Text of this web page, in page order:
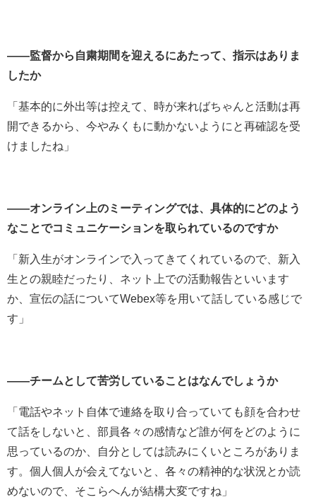
――監督から自粛期間を迎えるにあたって、指示はありま
したか
「基本的に外出等は控えて、時が来ればちゃんと活動は再
開できるから、今やみくもに動かないようにと再確認を受
けましたね」
――オンライン上のミーティングでは、具体的にどのよう
なことでコミュニケーションを取られているのですか
「新入生がオンラインで入ってきてくれているので、新入
生との親睦だったり、ネット上での活動報告といいます
か、宣伝の話についてWebex等を用いて話している感じで
す」
――チームとして苦労していることはなんでしょうか
「電話やネット自体で連絡を取り合っていても顔を合わせ
て話をしないと、部員各々の感情など誰が何をどのように
思っているのか、自分としては読みにくいところがありま
す。個人個人が会えてないと、各々の精神的な状況とか読
めないので、そこらへんが結構大変ですね」